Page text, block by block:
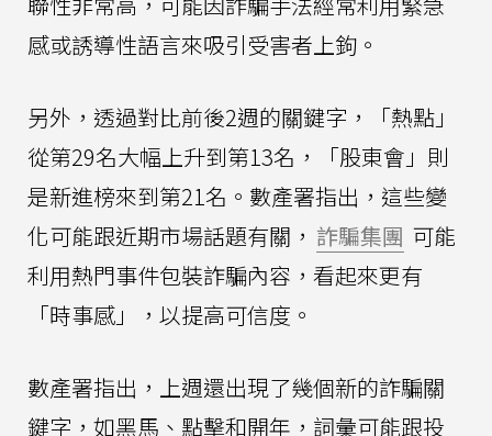
感或誘導性語言來吸引受害者上鉤。
另外，透過對比前後2週的關鍵字，「熱點」
從第29名大幅上升到第13名，「股東會」則
是新進榜來到第21名。數產署指出，這些變
化可能跟近期市場話題有關， 詐騙集團 可能
利用熱門事件包裝詐騙內容，看起來更有
「時事感」，以提高可信度。
數產署指出，上週還出現了幾個新的詐騙關
鍵字，如黑馬、點擊和開年，詞彙可能跟投